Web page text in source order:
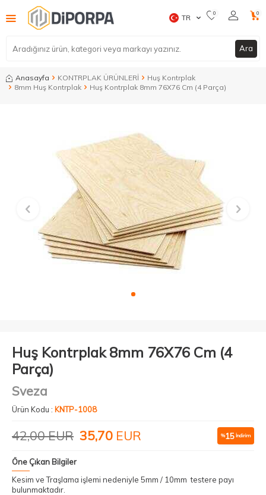
Ara
TR 0 0
Anasayfa KONTRPLAK ÜRÜNLERİ
Huş Kontrplak
8mm Huş Kontrplak
Huş Kontrplak 8mm 76X76 Cm (4 Parça)
Huş Kontrplak 8mm 76X76 Cm (4
Parça)
Sveza
Ürün Kodu : KNTP-1008
42,00EUR 35,70 EUR %15 İndirim
Öne Çıkan Bilgiler
Kesim ve Traşlama işlemi nedeniyle 5mm / 10mm testere payı
bulunmaktadır.